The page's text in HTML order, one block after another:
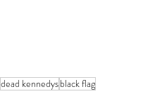
dead kennedysblack flag